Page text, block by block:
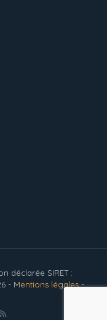
déclarée SIRET :
- Mentions légales-